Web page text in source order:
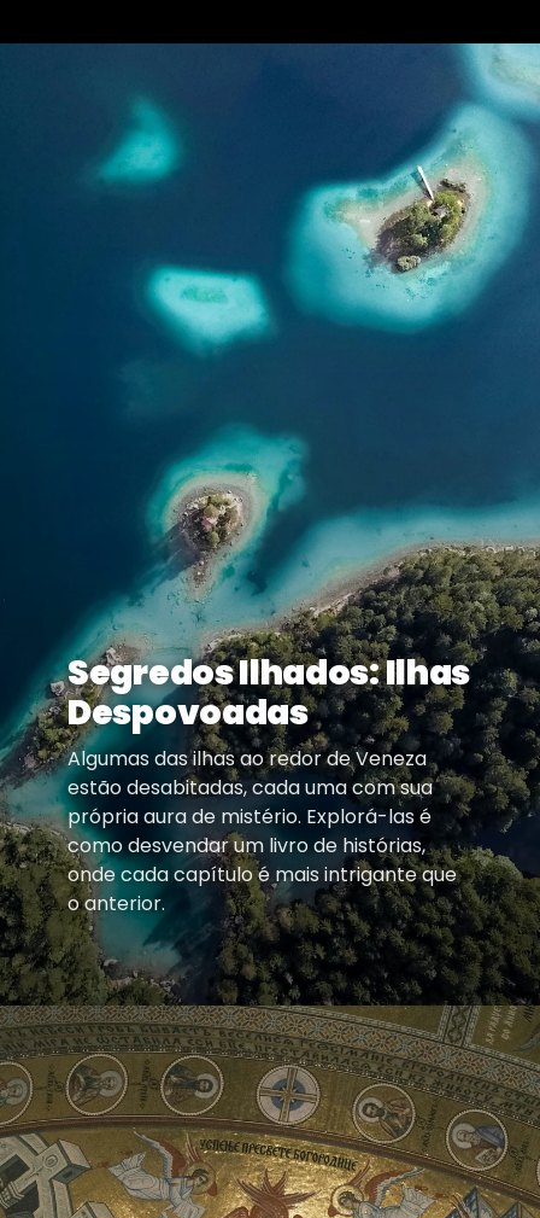
Segredos Ilhados: Ilhas
Despovoadas
Algumas das ilhas ao redor de Veneza
estão desabitadas, cada uma com sua
própria aura de mistério. Explorá-las é
como desvendar um livro de histórias,
onde cada capítulo é mais intrigante que
o anterior.